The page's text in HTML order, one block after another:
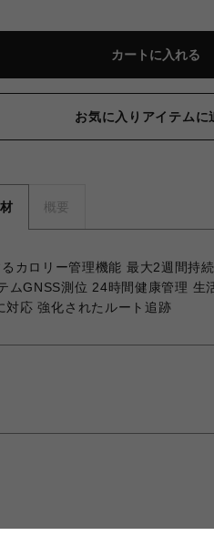
カートに入れる
お気に入りアイテムに
概要
カロリー管理機能 最大2週間持
ムGNSS測位 24時間健康管理 生
対応 強化されたルート追跡